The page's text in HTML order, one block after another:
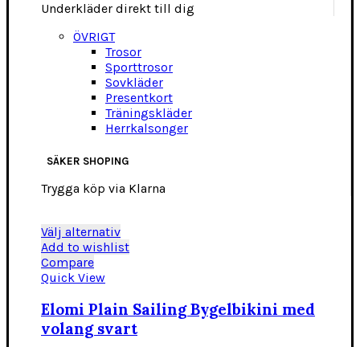
Underkläder direkt till dig
ÖVRIGT
Trosor
Sporttrosor
Sovkläder
Presentkort
Träningskläder
Herrkalsonger
SÄKER SHOPING
Trygga köp via Klarna
Välj alternativDen
här
varianter.
De
olika
Add to wishlist
Compare
Quick View
Elomi Plain Sailing Bygelbikini med
volang svart